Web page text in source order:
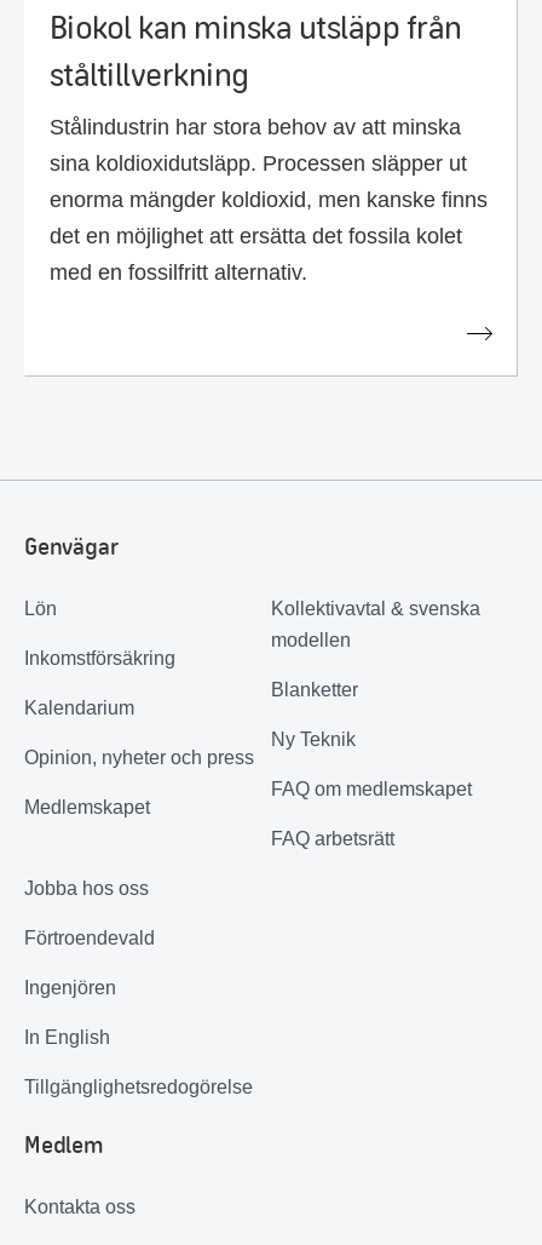
Biokol kan minska utsläpp från
ståltillverkning
Stålindustrin har stora behov av att minska
sina koldioxidutsläpp. Processen släpper ut
enorma mängder koldioxid, men kanske finns
det en möjlighet att ersätta det fossila kolet
med en fossilfritt alternativ.
Genvägar
Lön
Inkomstförsäkring
Kalendarium
Opinion, nyheter och press
Medlemskapet
Kollektivavtal & svenska
modellen
Blanketter
Ny Teknik
FAQ om medlemskapet
FAQ arbetsrätt
Jobba hos oss
Förtroendevald
Ingenjören
In English
Tillgänglighetsredogörelse
Medlem
Kontakta oss